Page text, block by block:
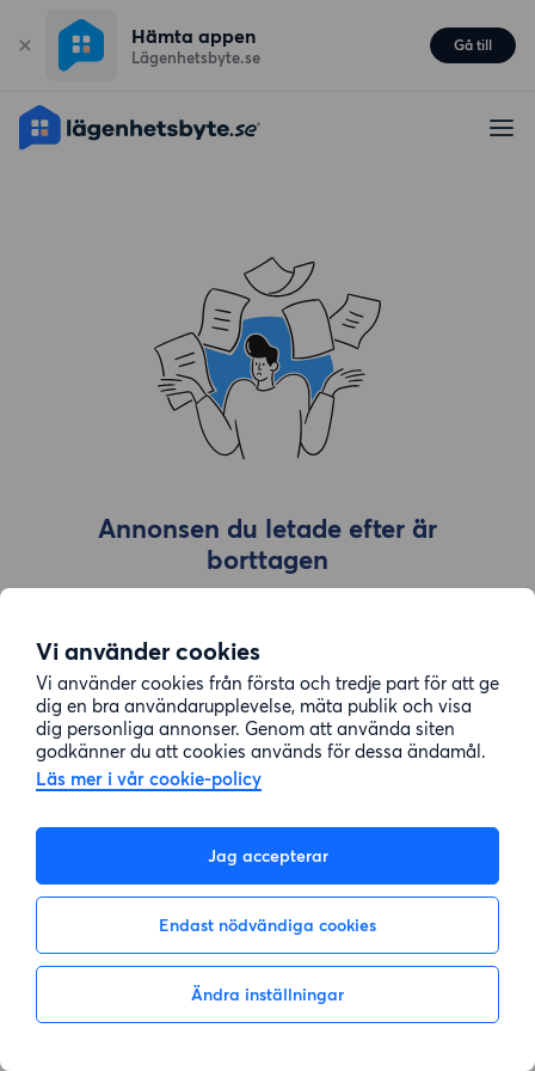
Vi använder cookies
Vi använder cookies från första och tredje part för att ge
dig en bra användarupplevelse, mäta publik och visa
dig personliga annonser. Genom att använda siten
godkänner du att cookies används för dessa ändamål.
Läs mer i vår cookie-policy
Jag accepterar
Endast nödvändiga cookies
Ändra inställningar
Hämta appen
Lägenhetsbyte.se
Gå till
Annonsen du letade efter är
borttagen
Gå till sök